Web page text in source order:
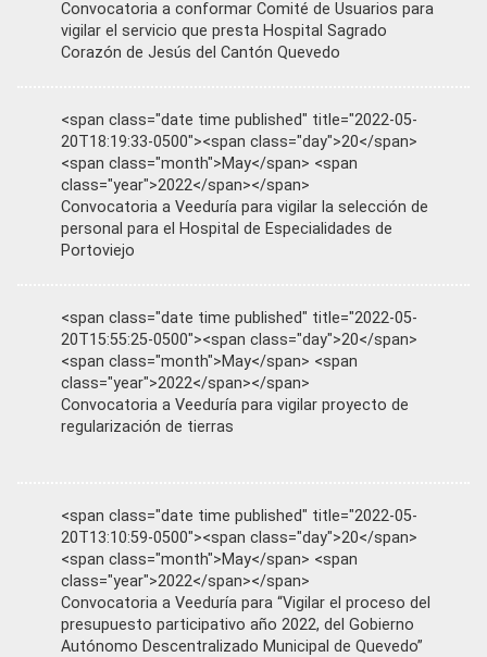
Convocatoria a conformar Comité de Usuarios para
vigilar el servicio que presta Hospital Sagrado
Corazón de Jesús del Cantón Quevedo
<span class="date time published" title="2022-05-
20T18:19:33-0500"><span class="day">20</span>
<span class="month">May</span> <span
class="year">2022</span></span>
Convocatoria a Veeduría para vigilar la selección de
personal para el Hospital de Especialidades de
Portoviejo
<span class="date time published" title="2022-05-
20T15:55:25-0500"><span class="day">20</span>
<span class="month">May</span> <span
class="year">2022</span></span>
Convocatoria a Veeduría para vigilar proyecto de
regularización de tierras
<span class="date time published" title="2022-05-
20T13:10:59-0500"><span class="day">20</span>
<span class="month">May</span> <span
class="year">2022</span></span>
Convocatoria a Veeduría para “Vigilar el proceso del
presupuesto participativo año 2022, del Gobierno
Autónomo Descentralizado Municipal de Quevedo”